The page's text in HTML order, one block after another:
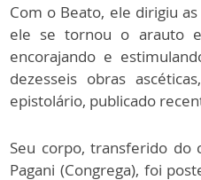
Com o Beato, ele dirigiu
ele se tornou o arauto
encorajando e
dezesseis obras
epistolário, publicado
Seu corpo, transferido
Pagani (Congrega), foi